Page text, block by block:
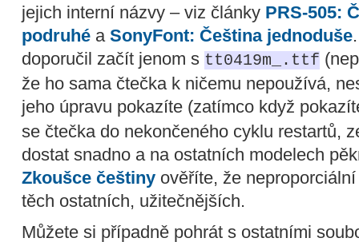
jejich interní názvy – viz články PRS-505:
podruhé a SonyFont: Čeština jednoduše
doporučil začít jenom s tt0419m_.ttf
že ho sama čtečka k ničemu nepoužívá,
jeho úpravu pokazíte (zatímco když
se čtečka do nekončeného cyklu restartů,
dostat snadno a na ostatních modelech
Zkoušce češtiny ověříte, že
těch ostatních, užitečnějších.
Můžete si případně pohrát s ostatními